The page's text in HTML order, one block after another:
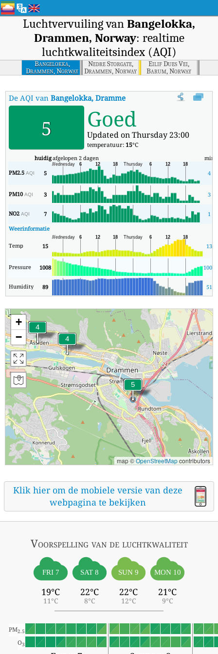
Luchtvervuiling van Bangelokka,
Drammen, Norway: realtime
luchtkwaliteitsindex (AQI)
Bangelokka,
Drammen, Norway
Nedre Storgate,
Drammen, Norway
Eilif Dues Vei,
Barum, Norway
De AQI vanBangelokka, Drammen, Norway De realtime
5 Goed
Updated on Thursday 23:00
temperatuur: 15°C
huidigafgelopen 2 dagen min
PM2.5AQI 5 4
PM10AQI 3 3
NO2AQI 7
1
Weerinformatie
Temp 15 13
Pressure 1008 1002
Humidity 89 51
+
−
map ©OpenStreetMapcontributors
Klik hier om de mobiele versie van deze
webpagina te bekijken
Voorspelling van de luchtkwaliteit
FRI 7
19°C
11°C
SAT 8
22°C
8°C
SUN 9
22°C
12°C
MON 10
21°C
9°C
PM2.5
O3